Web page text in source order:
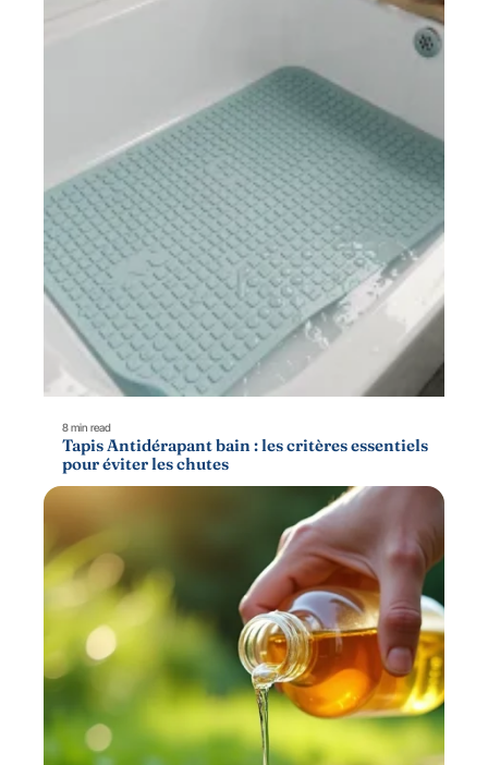
8 min read
Tapis Antidérapant bain : les critères essentiels
pour éviter les chutes